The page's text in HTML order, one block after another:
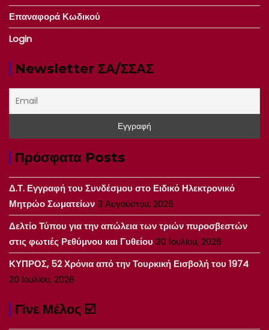
Επαναφορά Κωδικού
Login
Newsletter ΣΑ/ΣΣΑΣ
Πρόσφατα Posts
Δ.Τ. Εγγραφή του Συνδέσμου στο Ειδικό Ηλεκτρονικό
Μητρώο Σωματείων3 Αυγούστου, 2026
Δελτίο Τύπου για την απώλεια των τριών πυροσβεστών
στις φωτιές Ρεθύμνου και Γυθείου 30 Ιουλίου, 2026
ΚΥΠΡΟΣ, 52 Χρόνια από την Τουρκική Εισβολή του 1974
20 Ιουλίου, 2026
Γίνε Μέλος ☑️